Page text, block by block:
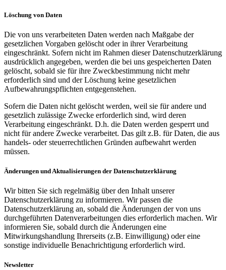
Löschung von Daten
Die von uns verarbeiteten Daten werden nach Maßgabe der
gesetzlichen Vorgaben gelöscht oder in ihrer Verarbeitung
eingeschränkt. Sofern nicht im Rahmen dieser Datenschutzerklärung
ausdrücklich angegeben, werden die bei uns gespeicherten Daten
gelöscht, sobald sie für ihre Zweckbestimmung nicht mehr
erforderlich sind und der Löschung keine gesetzlichen
Aufbewahrungspflichten entgegenstehen.
Sofern die Daten nicht gelöscht werden, weil sie für andere und
gesetzlich zulässige Zwecke erforderlich sind, wird deren
Verarbeitung eingeschränkt. D.h. die Daten werden gesperrt und
nicht für andere Zwecke verarbeitet. Das gilt z.B. für Daten, die aus
handels- oder steuerrechtlichen Gründen aufbewahrt werden
müssen.
Änderungen und Aktualisierungen der Datenschutzerklärung
Wir bitten Sie sich regelmäßig über den Inhalt unserer
Datenschutzerklärung zu informieren. Wir passen die
Datenschutzerklärung an, sobald die Änderungen der von uns
durchgeführten Datenverarbeitungen dies erforderlich machen. Wir
informieren Sie, sobald durch die Änderungen eine
Mitwirkungshandlung Ihrerseits (z.B. Einwilligung) oder eine
sonstige individuelle Benachrichtigung erforderlich wird.
Newsletter